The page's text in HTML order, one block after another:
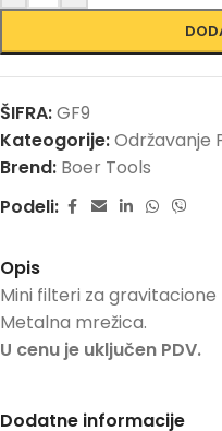
ŠIFRA:GF9
Kateogorije:Održavanje
Brend: Boer Tools
Podeli:
Opis
Mini filteri za
Metalna mrežica.
U cenu je uključen PDV.
Dodatne informacije